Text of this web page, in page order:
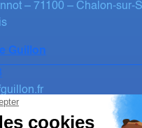
– 71100 – Chalon-sur-
Guillon
– 71460 – Saint-